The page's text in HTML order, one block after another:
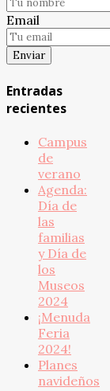
Email
Entradas
recientes
Campus
de
verano
Agenda:
Día de
las
familias
y Día de
los
Museos
2024
¡Menuda
Feria
2024!
Planes
navideños